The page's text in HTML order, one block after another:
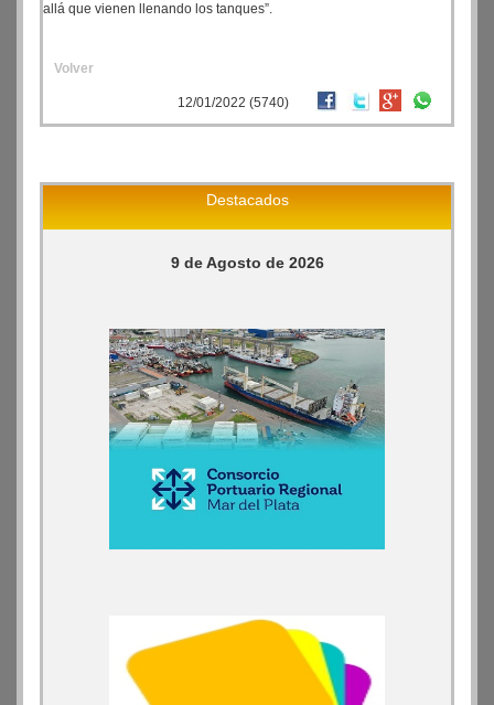
allá que vienen llenando los tanques”.
Volver
12/01/2022 (5740)
Destacados
9 de Agosto de 2026